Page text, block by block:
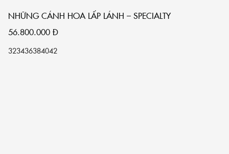
NHỮNG CÁNH HOA LẤP LÁNH – SPECIALTY
56.800.000 Đ
323436384042